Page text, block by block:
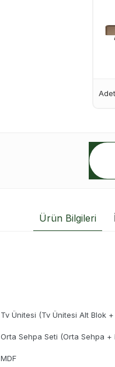
Adet
Ürün Bilgileri
Tv Ünitesi (Tv Ünitesi Alt Blok
Orta Sehpa Seti (Orta Sehpa
MDF